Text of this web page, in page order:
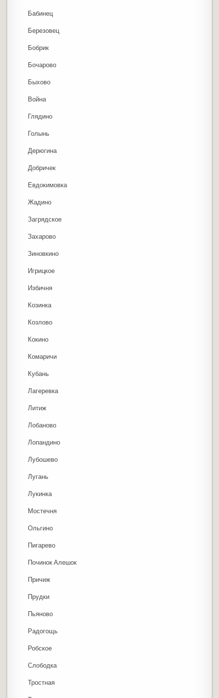
Бабинец
Березовец
Бобрик
Бочарово
Быхово
Война
Глядино
Голынь
Дерюгина
Добричек
Евдокимовка
Жадино
Загрядское
Захарово
Зиновкино
Игрицкое
Избичня
Козинка
Козлово
Кокино
Комаричи
Кубань
Лагеревка
Литиж
Лобаново
Лопандино
Лубошево
Лугань
Лукинка
Мостечня
Ольгино
Пигарево
Починок Алешок
Причиж
Прудки
Пьяново
Радогощь
Робское
Слободка
Тростная